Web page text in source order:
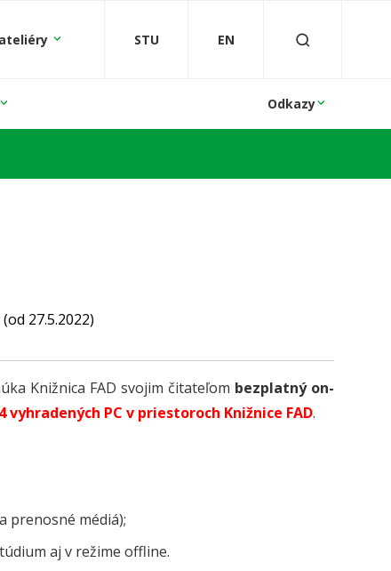
STU EN
Odkazy
(od 27.5.2022)
Knižnica FAD svojim čitateľom bezplatný on-
4vyhradených PC v priestoroch Knižnice FAD.
prenosné médiá);
aj v režime offline.